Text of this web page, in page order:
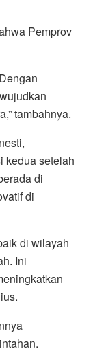
Pemprov
tambahnya.
kedua setelah
di
di
di wilayah
Ini